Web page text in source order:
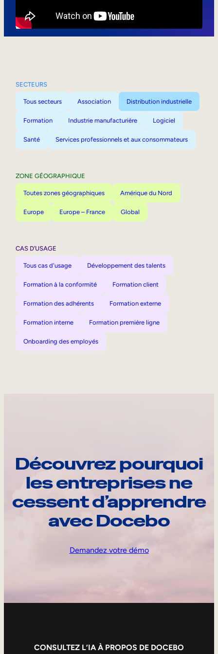
SECTEURS
Tous secteurs Association Distribution industrielle
Formation Industrie manufacturière Logiciel
Santé Services professionnels et aux consommateurs
ZONE GÉOGRAPHIQUE
Toutes zones géographiques Amérique du Nord
Europe Europe – France Global
CAS D’USAGE
Tous cas d'usage Développement des talents
Formation à la conformité Formation client
Formation des adhérents Formation externe
Formation interne Formation première ligne
Onboarding des employés
Découvrez pourquoi
les entreprises ne
cessent d’apprendre
avec Docebo
Demandez votre démo
CONSULTEZ L’IA À PROPOS DE DOCEBO